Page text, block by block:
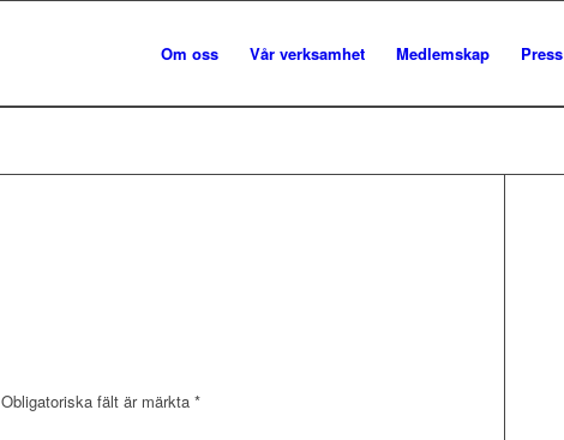
Om oss Vår verksamhet Medlemskap Press
Obligatoriska fält är märkta *